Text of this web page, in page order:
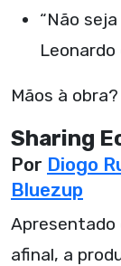
“Não
Leonardo
Mãos à obra?
Sharing
Por Diogo
Bluezup
Apresentado
afinal, a